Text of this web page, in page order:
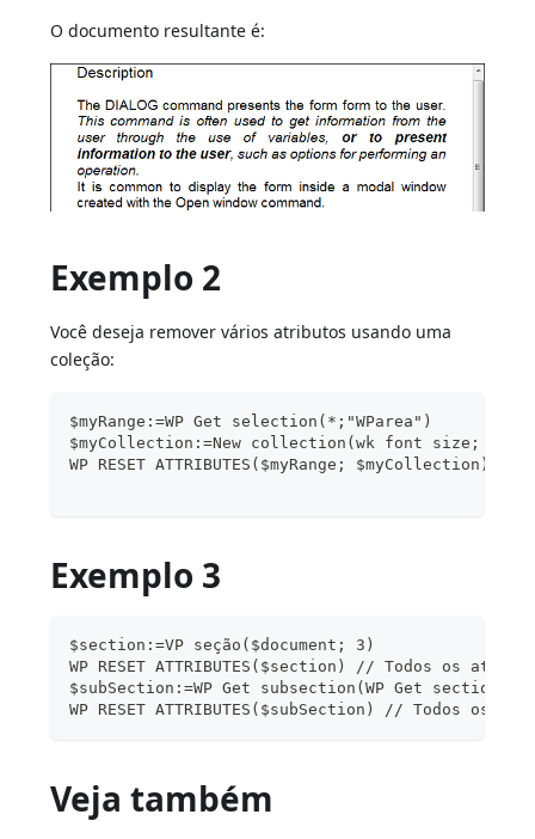
O documento resultante é:
Exemplo 2
Você deseja remover vários atributos usando uma
coleção:
$myRange:=WP Get selection(*;"WParea")
$myCollection:=New collection(wk font size; wk
WP RESET ATTRIBUTES($myRange; $myCollection)
Exemplo 3
$section:=VP seção($document; 3)
WP RESET ATTRIBUTES($section) // Todos os
$subSection:=WP Get subsection(WP Get
WP RESET ATTRIBUTES($subSection) // Todos os
Veja também